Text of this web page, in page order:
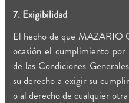
7. Exigibilidad
El hecho de que MAZARIO
ocasión el cumplimiento
de las Condiciones
su derecho a exigir su
o al derecho de cualquier